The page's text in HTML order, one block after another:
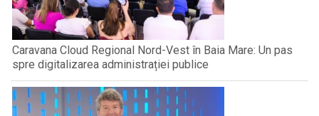
Caravana Cloud Regional Nord-Vest în Baia Mare: Un pas
spre digitalizarea administrației publice